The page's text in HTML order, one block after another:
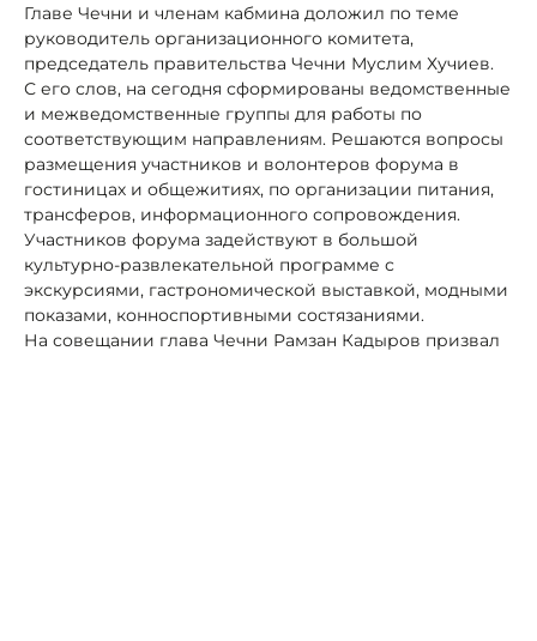
Главе Чечни и членам кабмина доложил по теме
руководитель организационного комитета,
председатель правительства Чечни Муслим Хучиев.
С его слов, на сегодня сформированы ведомственные
и межведомственные группы для работы по
соответствующим направлениям. Решаются вопросы
размещения участников и волонтеров форума в
гостиницах и общежитиях, по организации питания,
трансферов, информационного сопровождения.
Участников форума задействуют в большой
культурно-развлекательной программе с
экскурсиями, гастрономической выставкой, модными
показами, конноспортивными состязаниями.
На совещании глава Чечни Рамзан Кадыров призвал